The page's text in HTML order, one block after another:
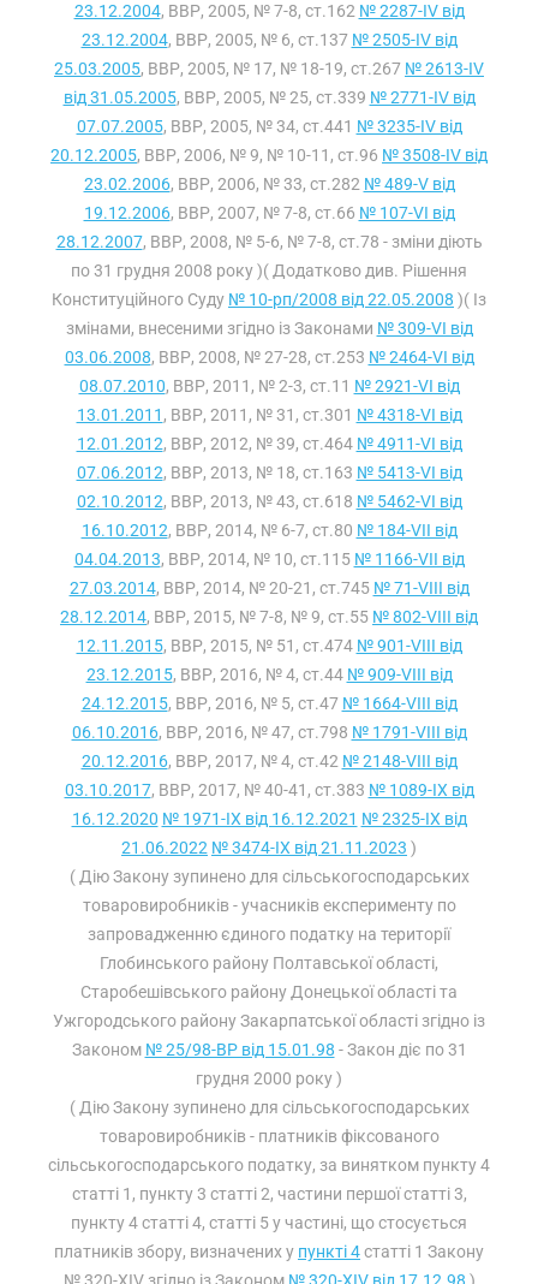
23.12.2004, ВВР, 2005, № 7-8, ст.162 № 2287-IV від
23.12.2004, ВВР, 2005, № 6, ст.137 № 2505-IV від
25.03.2005, ВВР, 2005, № 17, № 18-19, ст.267 № 2613-IV
від 31.05.2005, ВВР, 2005, № 25, ст.339 № 2771-IV від
07.07.2005, ВВР, 2005, № 34, ст.441 № 3235-IV від
20.12.2005, ВВР, 2006, № 9, № 10-11, ст.96 № 3508-IV від
23.02.2006, ВВР, 2006, № 33, ст.282 № 489-V від
19.12.2006, ВВР, 2007, № 7-8, ст.66 № 107-VI від
28.12.2007, ВВР, 2008, № 5-6, № 7-8, ст.78 - зміни діють
по 31 грудня 2008 року )( Додатково див. Рішення
Конституційного Суду № 10-рп/2008 від 22.05.2008 )( Із
змінами, внесеними згідно із Законами № 309-VI від
03.06.2008, ВВР, 2008, № 27-28, ст.253 № 2464-VI від
08.07.2010, ВВР, 2011, № 2-3, ст.11 № 2921-VI від
13.01.2011 , ВВР, 2011, № 31, ст.301 № 4318-VI від
12.01.2012, ВВР, 2012, № 39, ст.464 № 4911-VI від
07.06.2012, ВВР, 2013, № 18, ст.163 № 5413-VI від
02.10.2012, ВВР, 2013, № 43, ст.618 № 5462-VI від
16.10.2012, ВВР, 2014, № 6-7, ст.80 № 184-VII від
04.04.2013, ВВР, 2014, № 10, ст.115 № 1166-VII від
27.03.2014, ВВР, 2014, № 20-21, ст.745 № 71-VIII від
28.12.2014, ВВР, 2015, № 7-8, № 9, ст.55 № 802-VIII від
12.11.2015, ВВР, 2015, № 51, ст.474 № 901-VIII від
23.12.2015, ВВР, 2016, № 4, ст.44 № 909-VIII від
24.12.2015, ВВР, 2016, № 5, ст.47 № 1664-VIII від
06.10.2016, ВВР, 2016, № 47, ст.798 № 1791-VIII від
20.12.2016, ВВР, 2017, № 4, ст.42 № 2148-VIII від
03.10.2017, ВВР, 2017, № 40-41, ст.383 № 1089-IX від
16.12.2020 № 1971-IX від 16.12.2021 № 2325-IX від
21.06.2022 № 3474-IX від 21.11.2023 )
( Дію Закону зупинено для сільськогосподарських
товаровиробників - учасників експерименту по
запровадженню єдиного податку на території
Глобинського району Полтавської області,
Старобешівського району Донецької області та
Ужгородського району Закарпатської області згідно із
Законом № 25/98-ВР від 15.01.98 - Закон діє по 31
грудня 2000 року )
( Дію Закону зупинено для сільськогосподарських
товаровиробників - платників фіксованого
сільськогосподарського податку, за винятком пункту 4
статті 1, пункту 3 статті 2, частини першої статті 3,
пункту 4 статті 4, статті 5 у частині, що стосується
платників збору, визначених у пункті 4статті 1 Закону